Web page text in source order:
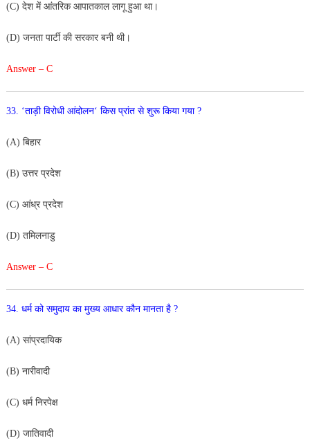
(C) देश में आंतरिक आपातकाल लागू हुआ था।
(D) जनता पार्टी की सरकार बनी थी।
Answer – C
33. ‘ताड़ी विरोधी आंदोलन‘ किस प्रांत से शुरू किया गया ?
(A) बिहार
(B) उत्तर प्रदेश
(C) आंध्र प्रदेश
(D) तमिलनाडु
Answer – C
34. धर्म को समुदाय का मुख्य आधार कौन मानता है ?
(A) सांप्रदायिक
(B) नारीवादी
(C) धर्म निरपेक्ष
(D) जातिवादी